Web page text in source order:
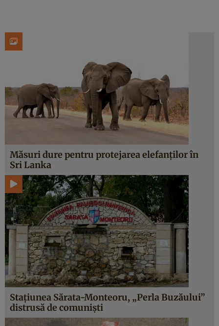
Măsuri dure pentru protejarea elefanţilor în
Sri Lanka
Stațiunea Sărata-Monteoru, „Perla Buzăului”
distrusă de comuniști